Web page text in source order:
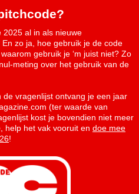
2025 al in als nieuwe
zo ja, hoe gebruik je de code
gebruik je ‘m juist niet? Zo
meting over het gebruik van de
vragenlijst ontvang je een jaar
(ter waarde van
kost je bovendien niet meer
help het vak vooruit en doe mee
!